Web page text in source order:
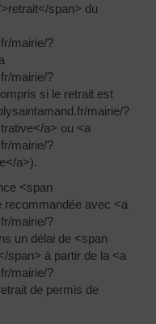
span> du
mairie/?
mairie/?
si le retrait est
mairie/?
a> ou <a
mairie/?
a>).
<span
recommandée avec <a
mairie/?
un délai de <span
span> à partir de la <a
mairie/?
de permis de